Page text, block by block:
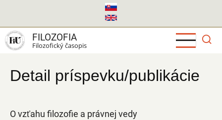
hlavný
obsah
FILOZOFIA
Filozofický časopis
Detail príspevku/publikácie
O vzťahu filozofie a právnej vedy